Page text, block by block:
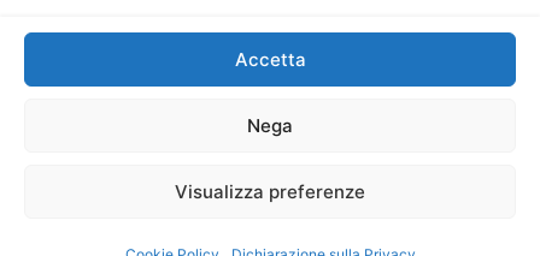
Accetta
Nega
Visualizza preferenze
P.IVA: 06334930820
Mercurio Comunicazione Società Cooperativa a r.l. è
iscritta al Registro degli Operatori di Comunicazione al
Sito gestito daLa Digitale srl–info@ladigitale.it